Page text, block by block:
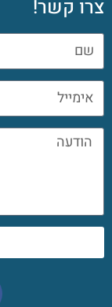
צרו קשר!